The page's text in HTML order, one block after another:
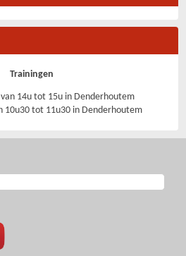
Trainingen
van 14u tot 15u in Denderhoutem
10u30 tot 11u30 in Denderhoutem